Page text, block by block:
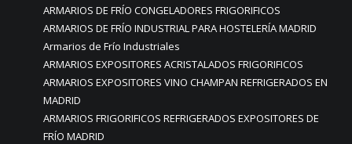
ARMARIOS DE FRÍO CONGELADORES FRIGORIFICOS
ARMARIOS DE FRÍO INDUSTRIAL PARA HOSTELERÍA MADRID
Armarios de Frío Industriales
ARMARIOS EXPOSITORES ACRISTALADOS FRIGORIFICOS
ARMARIOS EXPOSITORES VINO CHAMPAN REFRIGERADOS EN
MADRID
ARMARIOS FRIGORIFICOS REFRIGERADOS EXPOSITORES DE
FRÍO MADRID